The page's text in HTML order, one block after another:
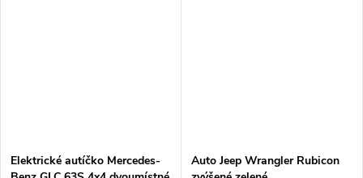
Elektrické autíčko Mercedes-
Auto Jeep Wrangler Rubicon